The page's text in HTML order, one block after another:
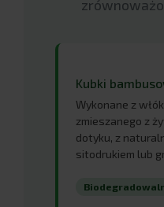
Kubki
Wykonane z
zmieszanego z
dotyku, z
sitodrukiem lub